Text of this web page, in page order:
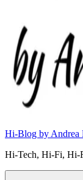
Hi-Blog by Andrea
Hi-Tech, Hi-Fi, Hi-